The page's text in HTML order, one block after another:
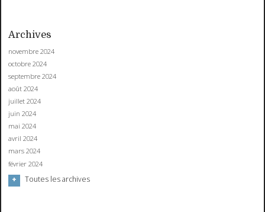
Archives
novembre 2024
octobre 2024
septembre 2024
août 2024
juillet 2024
juin 2024
mai 2024
avril 2024
mars 2024
février 2024
Toutes les archives